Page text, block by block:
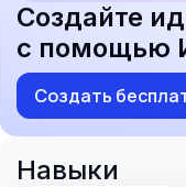
Создайте
с помощью
Создать
Навыки